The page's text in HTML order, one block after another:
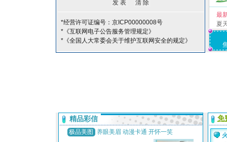
*经营许可证编号：京ICP00000008号
*《互联网电子公告服务管理规定》
*《全国人大常委会关于维护互联网安全的规定》
最
夏